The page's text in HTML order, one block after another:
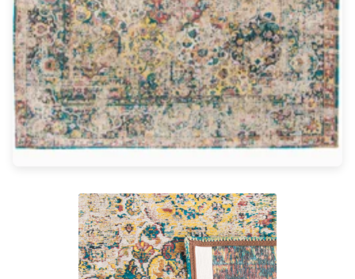
Table d'appoint
Accessoires
Accessoires luminaire
Ampoule
Interrupteurs
Toutes nos marques
Aldo Bernardi
Angel des Montagnes
Aromas
Arturo Alvarez
Ateliers&Torsades
Barovier&Toso